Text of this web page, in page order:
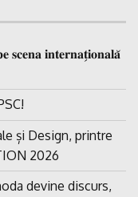
𝐬𝐜𝐞𝐧𝐚 𝐢𝐧𝐭𝐞𝐫𝐧𝐚𝐭̗𝐢𝐨𝐧𝐚𝐥𝐚̆
și Design, printre
2026
devine discurs,